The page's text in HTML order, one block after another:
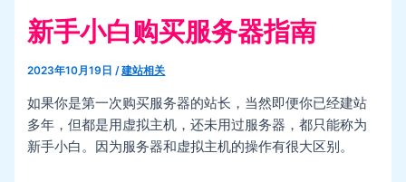
新手小白购买服务器指南
2023年10月19日/建站相关
如果你是第一次购买服务器的站长，当然即便你已经建站
多年，但都是用虚拟主机，还未用过服务器，都只能称为
新手小白。因为服务器和虚拟主机的操作有很大区别。